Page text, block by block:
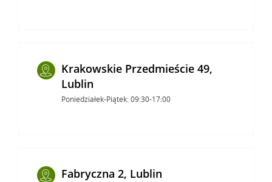
Krakowskie Przedmieście 49,
Lublin
Poniedziałek-Piątek: 09:30-17:00
Fabryczna 2, Lublin